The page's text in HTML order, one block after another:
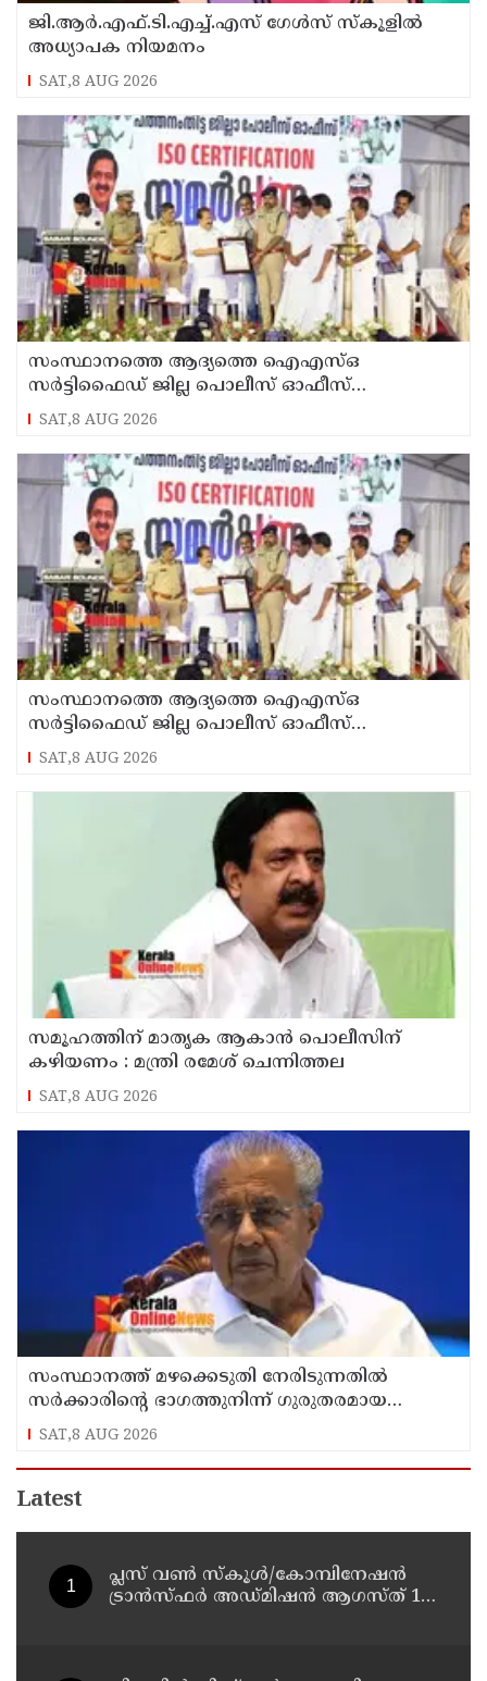
ജി.ആർ.എഫ്.ടി.എച്ച്.എസ് ഗേൾസ് സ്‌കൂളിൽ
അധ്യാപക നിയമനം
SAT,8 AUG 2026
സംസ്ഥാനത്തെ ആദ്യത്തെ ഐഎസ്ഒ
സർട്ടിഫൈഡ് ജില്ല പൊലീസ് ഓഫീസ്
പത്തനംതിട്ടയിൽ
SAT,8 AUG 2026
സംസ്ഥാനത്തെ ആദ്യത്തെ ഐഎസ്ഒ
സർട്ടിഫൈഡ് ജില്ല പൊലീസ് ഓഫീസ്
പത്തനംതിട്ടയിൽ
SAT,8 AUG 2026
സമൂഹത്തിന് മാതൃക ആകാൻ പൊലീസിന്
കഴിയണം : മന്ത്രി രമേശ് ചെന്നിത്തല
SAT,8 AUG 2026
സംസ്ഥാനത്ത് മഴക്കെടുതി നേരിടുന്നതിൽ
സർക്കാരിന്റെ ഭാഗത്തുനിന്ന് ഗുരുതരമായ
വീഴ്ചയും അനാസ്ഥയുമുണ്ടായി : പ്രതിപക്ഷ
നേതാവ്
SAT,8 AUG 2026
Latest
പ്ലസ് വൺ സ്‌കൂൾ/കോമ്പിനേഷൻ
ട്രാൻസ്ഫർ അഡ്മിഷൻ ആഗസ്ത് 10,